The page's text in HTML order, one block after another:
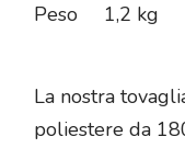
Peso
1,2 kg
La nostra
poliestere da